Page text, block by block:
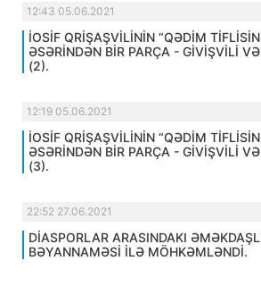
12:43 05.06.2021
İOSİF QRİŞAŞVİLİNİN “QƏDİM
ƏSƏRİNDƏN BİR PARÇA - GİVİŞVİLİ VƏ
(2).
12:19 05.06.2021
İOSİF QRİŞAŞVİLİNİN “QƏDİM
ƏSƏRİNDƏN BİR PARÇA - GİVİŞVİLİ VƏ
(3).
22:52 27.06.2021
DİASPORLAR ARASINDAKI
BƏYANNAMƏSİ İLƏ MÖHKƏMLƏNDİ.